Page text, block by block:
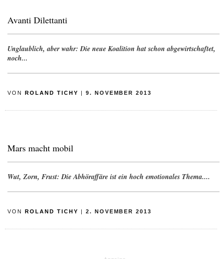
Avanti Dilettanti
Unglaublich, aber wahr: Die neue Koalition hat schon abgewirtschaftet,
noch...
VON ROLAND TICHY | 9. NOVEMBER 2013
Mars macht mobil
Wut, Zorn, Frust: Die Abhöraffäre ist ein hoch emotionales Thema....
VON ROLAND TICHY | 2. NOVEMBER 2013